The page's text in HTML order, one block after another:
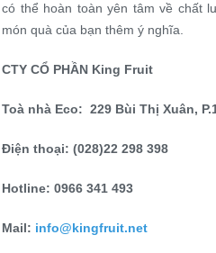
có thể hoàn toàn yên tâm về chất
món quà của bạn thêm ý nghĩa.
CTY CỔ PHẦN King Fruit
Toà nhà Eco: 229 Bùi Thị Xuân,
Điện thoại: (028)22 298 398
Hotline: 0966 341 493
Mail: info@kingfruit.net